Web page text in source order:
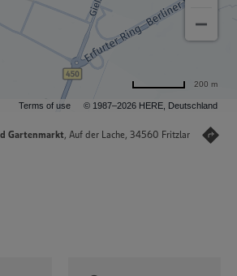
Terms of use © 1987–2026 HERE, Deutschland
200 m
Gartenmarkt, Auf der Lache, 34560 Fritzlar